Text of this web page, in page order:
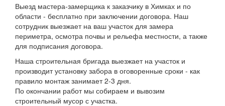
Выезд мастера-замерщика к заказчику в Химках и по
области - бесплатно при заключении договора. Наш
сотрудник выезжает на ваш участок для замера
периметра, осмотра почвы и рельефа местности, а также
для подписания договора.
Наша строительная бригада выезжает на участок и
производит установку забора в оговоренные сроки - как
правило монтаж занимает 2-3 дня.
По окончании работ мы собираем и вывозим
строительный мусор с участка.